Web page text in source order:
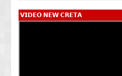
𝗩𝗜𝗗𝗘𝗢 𝗡𝗘𝗪 𝗖𝗥𝗘𝗧𝗔